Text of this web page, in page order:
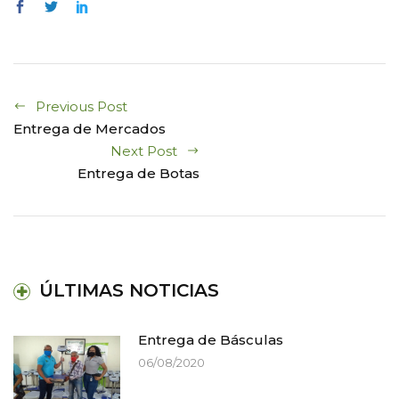
ÚLTIMAS NOTICIAS
Entrega de Básculas
06/08/2020
Previous Post
Entrega de Mercados
Next Post
Entrega de Botas